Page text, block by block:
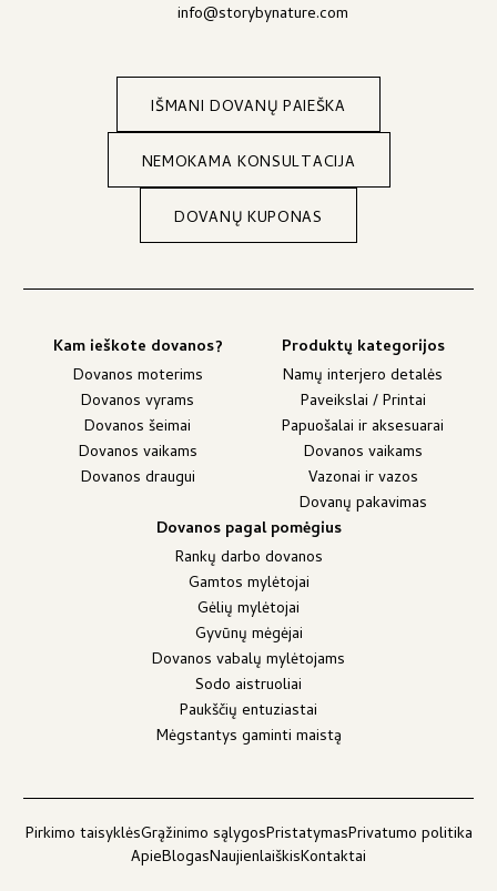
info@storybynature.com
IŠMANI DOVANŲ PAIEŠKA
NEMOKAMA KONSULTACIJA
DOVANŲ KUPONAS
Kam ieškote dovanos?
Dovanos moterims
Dovanos vyrams
Dovanos šeimai
Dovanos vaikams
Dovanos draugui
Produktų kategorijos
Namų interjero detalės
Paveikslai / Printai
Papuošalai ir aksesuarai
Dovanos vaikams
Vazonai ir vazos
Dovanų pakavimas
Dovanos pagal pomėgius
Rankų darbo dovanos
Gamtos mylėtojai
Gėlių mylėtojai
Gyvūnų mėgėjai
Dovanos vabalų mylėtojams
Sodo aistruoliai
Paukščių entuziastai
Mėgstantys gaminti maistą
Pirkimo taisyklėsGrąžinimo sąlygosPristatymasPrivatumo politika
ApieBlogasNaujienlaiškisKontaktai